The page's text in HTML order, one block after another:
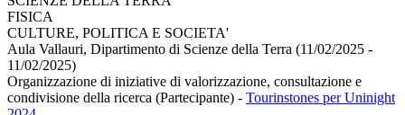
FISICA
CULTURE, POLITICA E SOCIETA'
Aula Vallauri, Dipartimento di Scienze della Terra (11/02/2025 -
11/02/2025)
Organizzazione di iniziative di valorizzazione, consultazione e
condivisione della ricerca (Partecipante) - Tourinstones per Uninight